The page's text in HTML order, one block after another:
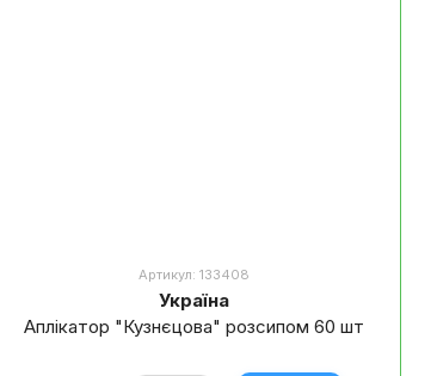
Артикул: 133408
Україна
Аплікатор "Кузнєцова" розсипом 60 шт